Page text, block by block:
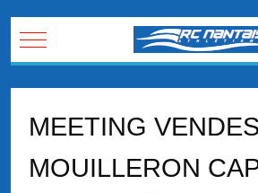
Mobile Menu Toggle
MEETING
MOUILLERON